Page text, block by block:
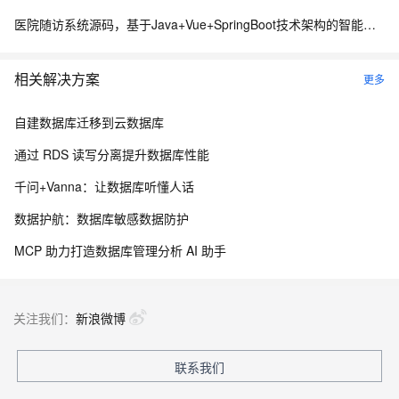
医院随访系统源码，基于Java+Vue+SpringBoot技术架构的智能化管理平台
相关解决方案 更多
自建数据库迁移到云数据库
通过 RDS 读写分离提升数据库性能
千问+Vanna：让数据库听懂人话
数据护航：数据库敏感数据防护
MCP 助力打造数据库管理分析 AI 助手
关注我们： 新浪微博
联系我们